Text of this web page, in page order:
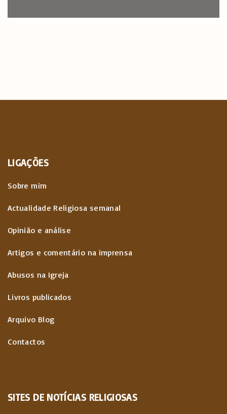
LIGAÇÕES
Sobre mim
Actualidade Religiosa semanal
Opinião e análise
Artigos e comentário na imprensa
Abusos na Igreja
Livros publicados
Arquivo Blog
Contactos
SITES DE NOTÍCIAS RELIGIOSAS